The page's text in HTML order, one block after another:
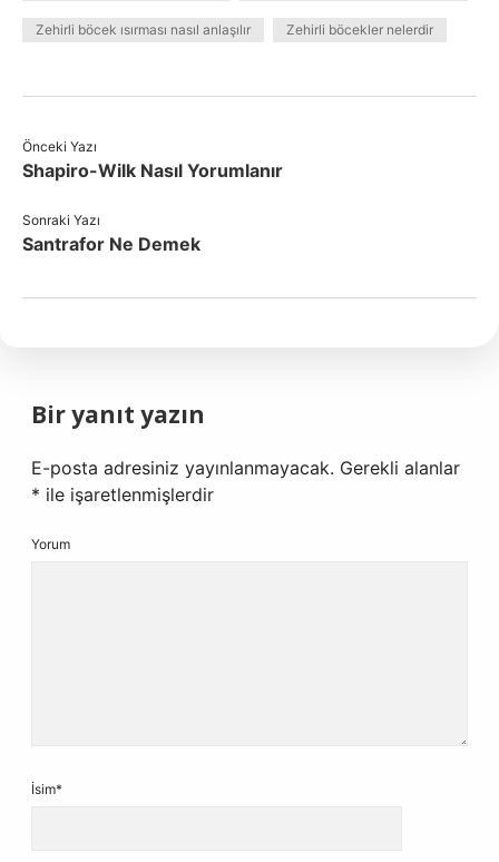
Zehirli böcek ısırması nasıl anlaşılır Zehirli böcekler nelerdir
Önceki Yazı
Shapiro-Wilk Nasıl Yorumlanır
Sonraki Yazı
Santrafor Ne Demek
Bir yanıt yazın
E-posta adresiniz yayınlanmayacak. Gerekli alanlar
* ile işaretlenmişlerdir
Yorum
İsim*